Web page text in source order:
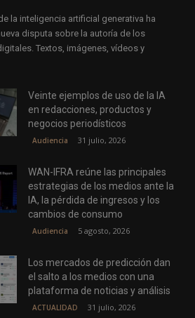
la inteligencia artificial generativa ha
disputa sobre la autoría de los
Textos, imágenes, vídeos y
Veinte ejemplos de uso de la IA
en redacciones, productos y
negocios periodísticos
Audiencia 31 julio, 2026
WAN-IFRA reúne las principales
estrategias de los medios ante la
IA, la pérdida de ingresos y los
cambios de consumo
Audiencia 5 agosto, 2026
Los mercados de predicción dan
el salto a los medios con una
plataforma de noticias y análisis
ACTUALIDAD 31 julio, 2026